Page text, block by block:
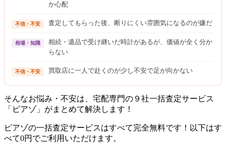
か心配
不信・不安 査定してもらった後、断りにくい雰囲気になるのが嫌だ
相場・知識
相続・遺品で受け継いだ時計があるが、価値が全く分か
らない
不信・不安 買取店に一人で赴くのが少し不安で足が向かない
そんなお悩み・不安は、宅配専門の９社一括査定サービス
「ピアゾ」がまとめて解決します！
ピアゾの一括査定サービスはすべて完全無料です！以下はす
べて0円でご利用いただけます。